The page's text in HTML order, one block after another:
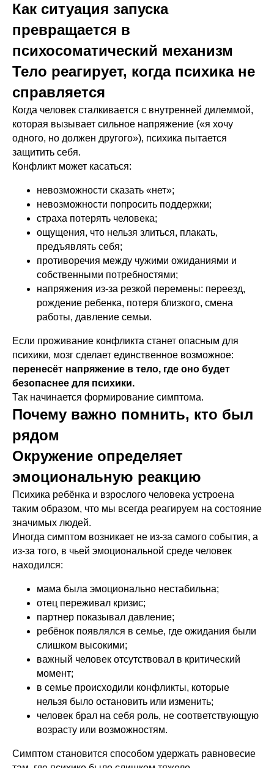
Как ситуация запуска
превращается в
психосоматический механизм
Тело реагирует, когда психика не
справляется
Когда человек сталкивается с внутренней дилеммой,
которая вызывает сильное напряжение («я хочу
одного, но должен другого»), психика пытается
защитить себя.
Конфликт может касаться:
невозможности сказать «нет»;
невозможности попросить поддержки;
страха потерять человека;
ощущения, что нельзя злиться, плакать,
предъявлять себя;
противоречия между чужими ожиданиями и
собственными потребностями;
напряжения из-за резкой перемены: переезд,
рождение ребенка, потеря близкого, смена
работы, давление семьи.
Если проживание конфликта станет опасным для
психики, мозг сделает единственное возможное:
перенесёт напряжение в тело, где оно будет
безопаснее для психики.
Так начинается формирование симптома.
Почему важно помнить, кто был
рядом
Окружение определяет
эмоциональную реакцию
Психика ребёнка и взрослого человека устроена
таким образом, что мы всегда реагируем на состояние
значимых людей.
Иногда симптом возникает не из-за самого события, а
из-за того, в чьей эмоциональной среде человек
находился:
мама была эмоционально нестабильна;
отец переживал кризис;
партнер показывал давление;
ребёнок появлялся в семье, где ожидания были
слишком высокими;
важный человек отсутствовал в критический
момент;
в семье происходили конфликты, которые
нельзя было остановить или изменить;
человек брал на себя роль, не соответствующую
возрасту или возможностям.
Симптом становится способом удержать равновесие